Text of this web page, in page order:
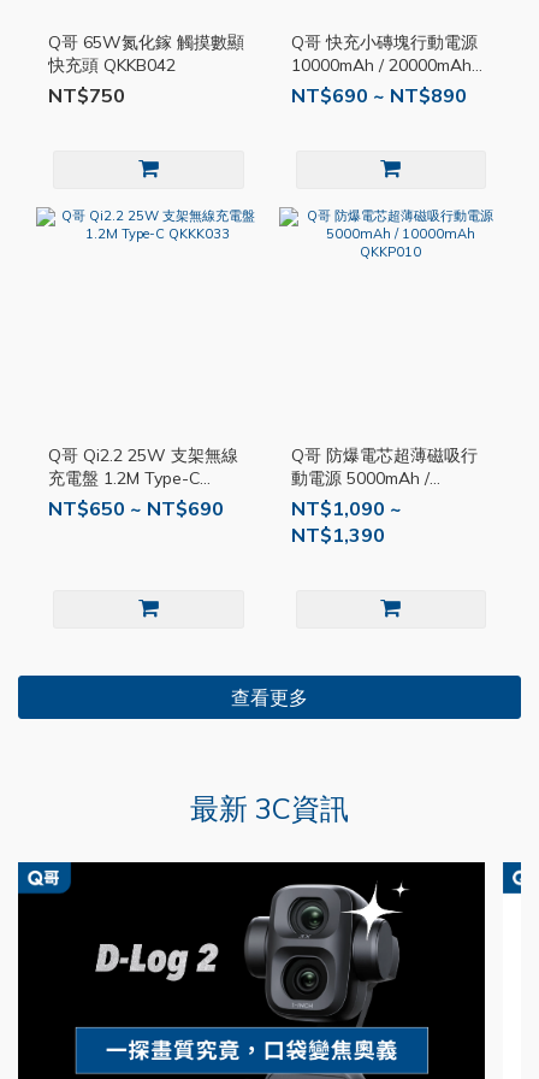
Q哥 65W氮化鎵 觸摸數顯
快充頭 QKKB042
NT$750
Q哥 快充小磚塊行動電源
10000mAh / 20000mAh
QKKP022
NT$690 ~ NT$890
Q哥 Qi2.2 25W 支架無線
充電盤 1.2M Type-C
QKKK033
NT$650 ~ NT$690
Q哥 防爆電芯超薄磁吸行
動電源 5000mAh /
10000mAh QKKP010
NT$1,090 ~
NT$1,390
查看更多
最新 3C資訊